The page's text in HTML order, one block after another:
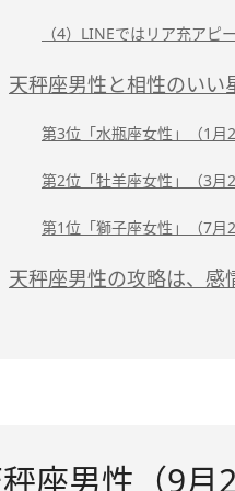
（4）LINEではリア充アピ
天秤座男性と相性のいい
第3位「水瓶座女性」（1月
第2位「牡羊座女性」（3月
第1位「獅子座女性」（7月
天秤座男性の攻略は、感
座男性（9月